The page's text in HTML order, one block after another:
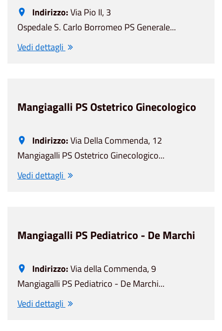
Indirizzo:Via Pio II, 3
Ospedale S. Carlo Borromeo PS Generale...
Vedi dettagli
Mangiagalli PS Ostetrico Ginecologico
Indirizzo:Via Della Commenda, 12
Mangiagalli PS Ostetrico Ginecologico...
Vedi dettagli
Mangiagalli PS Pediatrico - De Marchi
Indirizzo:Via della Commenda, 9
Mangiagalli PS Pediatrico - De Marchi...
Vedi dettagli